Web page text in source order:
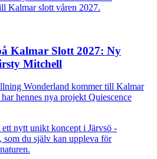
Kalmar Slott 2027: Ny
Mitchell
Wonderland kommer till Kalmar
hennes nya projekt Quiescence